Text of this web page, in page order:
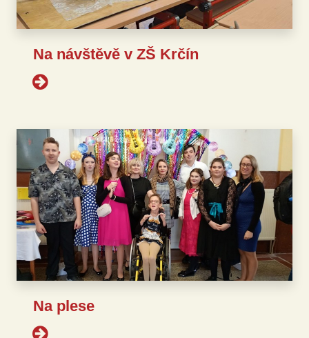
Na návštěvě v ZŠ Krčín
Na plese